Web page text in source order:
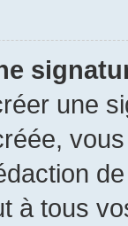
une
à tous